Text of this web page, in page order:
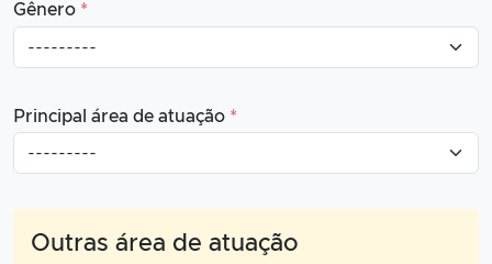
Gênero *
Principal área de atuação *
Outras área de atuação